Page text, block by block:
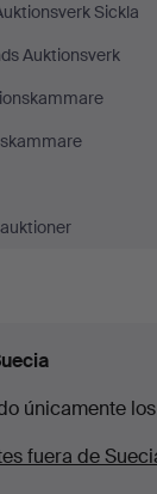
Sickla
Auktionsverk
únicamente
fuera de